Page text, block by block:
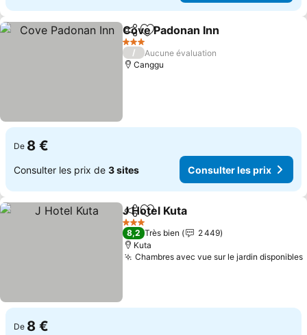
PartagerAjouter à mes favoris
Cove Padonan Inn
3 Étoiles
/
Aucune évaluation
Canggu
De 8 €
Consulter les prix de 3 sites Consulter les prix
PartagerAjouter à mes favoris
J Hotel Kuta
3 Étoiles
8,2 Très bien
2 449
Kuta
Chambres avec vue sur le jardin disponibles
De 8 €